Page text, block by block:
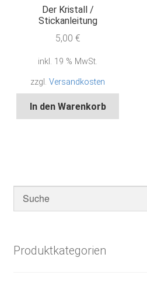
Der Kristall /
Stickanleitung
5,00 €
inkl. 19 % MwSt.
zzgl.Versandkosten
In den Warenkorb
Produktkategorien